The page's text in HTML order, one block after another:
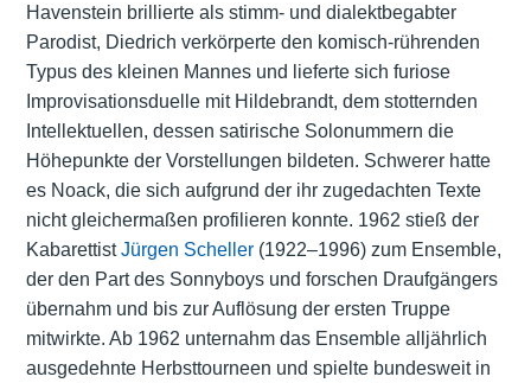
Havenstein brillierte als stimm- und dialektbegabter
Parodist, Diedrich verkörperte den komisch-rührenden
Typus des kleinen Mannes und lieferte sich furiose
Improvisationsduelle mit Hildebrandt, dem stotternden
Intellektuellen, dessen satirische Solonummern die
Höhepunkte der Vorstellungen bildeten. Schwerer hatte
es Noack, die sich aufgrund der ihr zugedachten Texte
nicht gleichermaßen profilieren konnte. 1962 stieß der
KabarettistJürgen Scheller(1922–1996) zum Ensemble,
der den Part des Sonnyboys und forschen Draufgängers
übernahm und bis zur Auflösung der ersten Truppe
mitwirkte. Ab 1962 unternahm das Ensemble alljährlich
ausgedehnte Herbsttourneen und spielte bundesweit in